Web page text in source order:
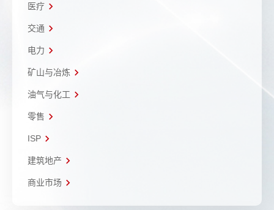
医疗
交通
电力
矿山与冶炼
油气与化工
零售
ISP
建筑地产
商业市场